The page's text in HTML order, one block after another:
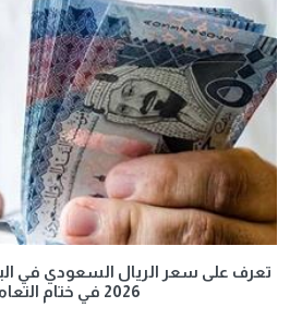
2026 في ختام التعاملات